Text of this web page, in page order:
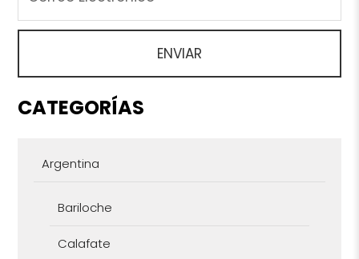
CATEGORÍAS
Argentina
Bariloche
Calafate